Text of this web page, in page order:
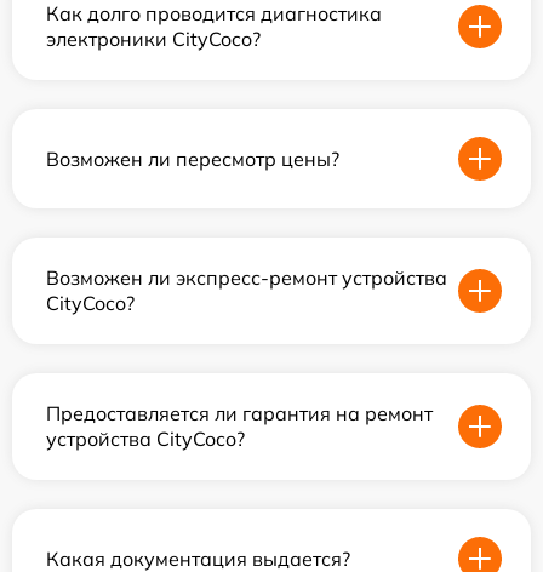
Как долго проводится диагностика
электроники CityCoco?
Возможен ли пересмотр цены?
Возможен ли экспресс-ремонт устройства
CityCoco?
Предоставляется ли гарантия на ремонт
устройства CityCoco?
Какая документация выдается?